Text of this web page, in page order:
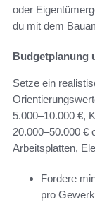
oder
du mit dem
Budgetplanung
Setze ein
5.000–10.000 €,
20.000–50.000 €
Arbeitsplatten,
Fordere
pro